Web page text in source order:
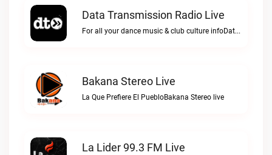
Data Transmission Radio Live
For all your dance music & club culture infoData Transmission Radio live
Bakana Stereo Live
La Que Prefiere El PuebloBakana Stereo live
La Lider 99.3 FM Live